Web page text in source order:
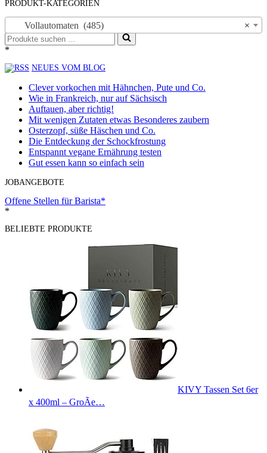
PRODUKT-KATEGORIEN
×
Vollautomaten (485)
Suchen
nach …
*
NEUES VOM BLOG
Clever vorkochen mit Hähnchen, Pute und Co.
Wie in Frankreich, nur auf Sächsisch
Auftauen, aber richtig!
Mit wenigen Zutaten etwas Besonderes zaubern
Osterzopf, süße Häschen und Co.
Die Entdeckung der Schockfrostung
Entspannt vegane Ernährung testen
Gut essen kann so einfach sein
JOBANGEBOTE
Offene Stellen für Barista*
*
BELIEBTE PRODUKTE
KIVY Tassen Set 6er
x 400ml – GroÃe…